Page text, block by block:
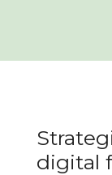
digital